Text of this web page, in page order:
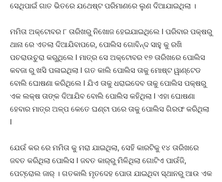
ସେଥିପାଇଁ ଗାତ ଭିତରେ ଯଥେଷ୍ଟ ପରିମାଣରେ ଲୁଣ ଦିଆଯାଇଥିଲା ।
ମମିତା ଅକ୍ଟୋବର ୮ ତାରିଖରୁ ନିଖୋଜ ହେଇଯାଇଥିଲେ I ପରିବାର ପକ୍ଷରୁ
ଥାନା ରେ ଏତଲା ଦିଆଯିବାପରେ, ପୋଲିସ ଗୋବିନ୍ଦ ସାହୁ କୁ ରଖି
ପଚରାଉଚୁରା କରୁଥିଲେ I ମାତ୍ର ସେ ଅକ୍ଟୋବର ୧୭ ତାରିଖରେ ପୋଲିସ
କବଜା ରୁ ଖସି ପଳାଇଥିଲା I ଗତ କାଲି ପୋଲିସ ତାକୁ ମୋଷ୍ଟ ୱାଣ୍ଟେଡ
ବୋଲି ଘୋଷଣା କରିଥିଲେ I ଯିଏ ତାକୁ ଧରାଇଦେବ ତାକୁ ପୋଲିସ ପକ୍ଷରୁ
ଏକ ଲକ୍ଷ ତାଙ୍କ ଦିଆଯିବ ବୋଲି ପୋଲିସ କହିଥିଲା I ଏହା ଘୋଷଣା
ହେବାର ମାତ୍ର ଅଳ୍ପ କେତେ ଘଣ୍ଟା ପରେ ତାକୁ ପୋଲିସ ଗିରଫ କରିଥିଲା
I
ଯେଉଁ କର ରେ ମମିତା କୁ ମରା ଯାଇଥିଲା, ସେହି କାରଟିକୁ ୧୪ ତାରିଖରେ
ଜବତ କରିଥିଲା ପୋଲିସ I ଜବତ କାର୍‌ରୁ ମିଳିଥିଲା ଗୋଟିଏ ପାଉଁଜି,
ପେଟ୍ରୋଲ ଜାର୍ । ଗତକାଲି ମୃତଦେହ ପୋତା ଯାଇଥିବା ସ୍ଥାନରୁ ଆଉ ଏକ